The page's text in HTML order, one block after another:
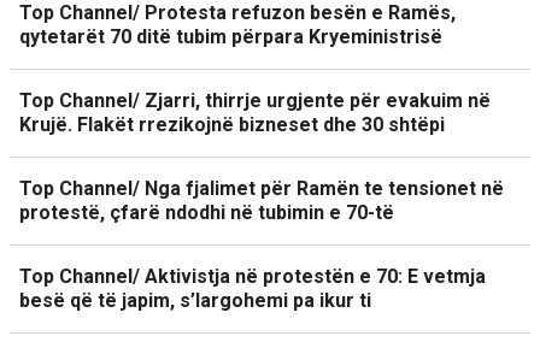
Top Channel/ Protesta refuzon besën e Ramës,
qytetarët 70 ditë tubim përpara Kryeministrisë
Top Channel/ Zjarri, thirrje urgjente për evakuim në
Krujë. Flakët rrezikojnë bizneset dhe 30 shtëpi
Top Channel/ Nga fjalimet për Ramën te tensionet në
protestë, çfarë ndodhi në tubimin e 70-të
Top Channel/ Aktivistja në protestën e 70: E vetmja
besë që të japim, s’largohemi pa ikur ti